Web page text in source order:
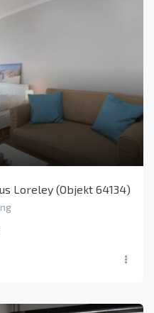
Loreley (Objekt 64134)